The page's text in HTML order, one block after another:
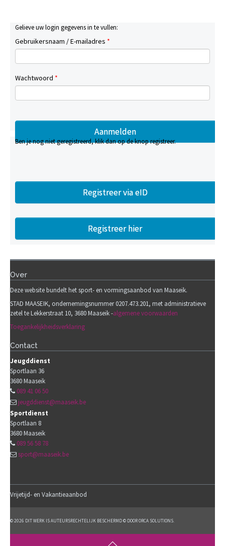
Gelieve uw login gegevens in te vullen:
Gebruikersnaam / E-mailadres *
Wachtwoord *
Ben je nog niet geregistreerd, klik dan op de knop registreer.
Registreer via eID
Registreer hier
Over
Deze website bundelt het sport- en vormingsaanbod van Maaseik.
STAD MAASEIK, ondernemingsnummer 0207.473.201, met administratieve
zetel te Lekkerstraat 10, 3680 Maaseik -algemene voorwaarden
Toegankelijkheidsverklaring
Contact
Jeugddienst
Sportlaan 36
3680Maaseik
089 41 06 50
jeugddienst@maaseik.be
Sportdienst
Sportlaan 8
3680Maaseik
089 56 58 78
sport@maaseik.be
Vrijetijd- en Vakantieaanbod
© 2026 DIT WERK IS AUTEURSRECHTELIJK BESCHERMD © DOOR ORCA SOLUTIONS.